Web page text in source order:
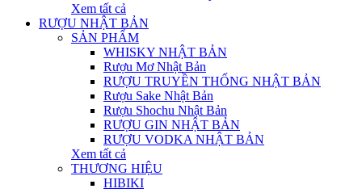
Xem tất cả
RƯỢU NHẬT BẢN
SẢN PHẨM
WHISKY NHẬT BẢN
Rượu Mơ Nhật Bản
RƯỢU TRUYỀN THỐNG NHẬT BẢN
Rượu Sake Nhật Bản
Rượu Shochu Nhật Bản
RƯỢU GIN NHẬT BẢN
RƯỢU VODKA NHẬT BẢN
Xem tất cả
THƯƠNG HIỆU
HIBIKI